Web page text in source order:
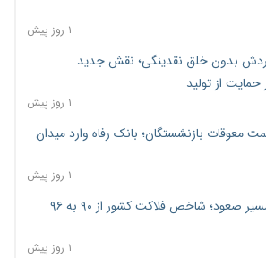
۱ روز پیش
بدون خلق نقدینگی؛ نقش جدید
از تولید
۱ روز پیش
تأمین ۸۰ همت معوقات بازنشستگان؛ بانک رفاه وارد میدان
۱ روز پیش
فشار اقتصادی در مسیر صعود؛ شاخص فلاکت کشور از ۹۰ به ۹۶
۱ روز پیش